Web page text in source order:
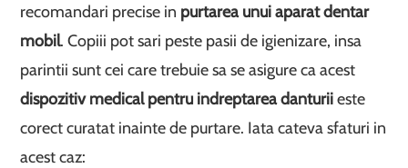
recomandari precise in purtarea unui aparat dentar
mobil. Copiii pot sari peste pasii de igienizare, insa
parintii sunt cei care trebuie sa se asigure ca acest
dispozitiv medical pentru indreptarea danturiieste
corect curatat inainte de purtare. Iata cateva sfaturi in
acest caz: